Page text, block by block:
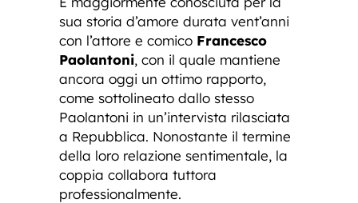
sua storia d’amore durata vent’anni
con l’attore e comico Francesco
Paolantoni, con il quale mantiene
ancora oggi un ottimo rapporto,
come sottolineato dallo stesso
Paolantoni in un’intervista rilasciata
a Repubblica. Nonostante il termine
della loro relazione sentimentale, la
coppia collabora tuttora
professionalmente.